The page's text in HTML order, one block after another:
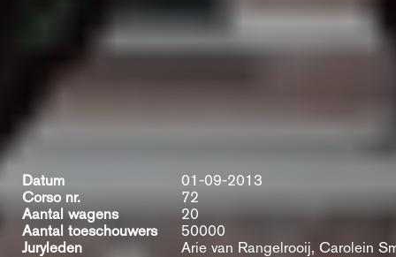
Datum
01-09-2013
Corso nr.
72
Aantal wagens
20
Aantal toeschouwers
50000
Juryleden
Arie van Rangelrooij, Carolein